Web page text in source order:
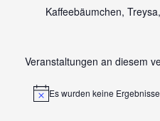
Kaffeebäumchen, Treysa,
Veranstaltungen an diesem
Hinweis
Es wurden keine